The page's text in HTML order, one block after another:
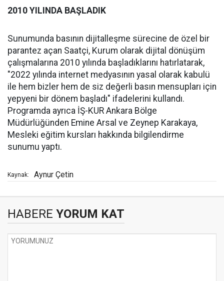
2010 YILINDA BAŞLADIK
Sunumunda basının dijitalleşme sürecine de özel bir
parantez açan Saatçi, Kurum olarak dijital dönüşüm
çalışmalarına 2010 yılında başladıklarını hatırlatarak,
"2022 yılında internet medyasının yasal olarak kabulü
ile hem bizler hem de siz değerli basın mensupları için
yepyeni bir dönem başladı" ifadelerini kullandı.
Programda ayrıca İŞ-KUR Ankara Bölge
Müdürlüğünden Emine Arsal ve Zeynep Karakaya,
Mesleki eğitim kursları hakkında bilgilendirme
sunumu yaptı.
Kaynak: Aynur Çetin
HABERE YORUM KAT